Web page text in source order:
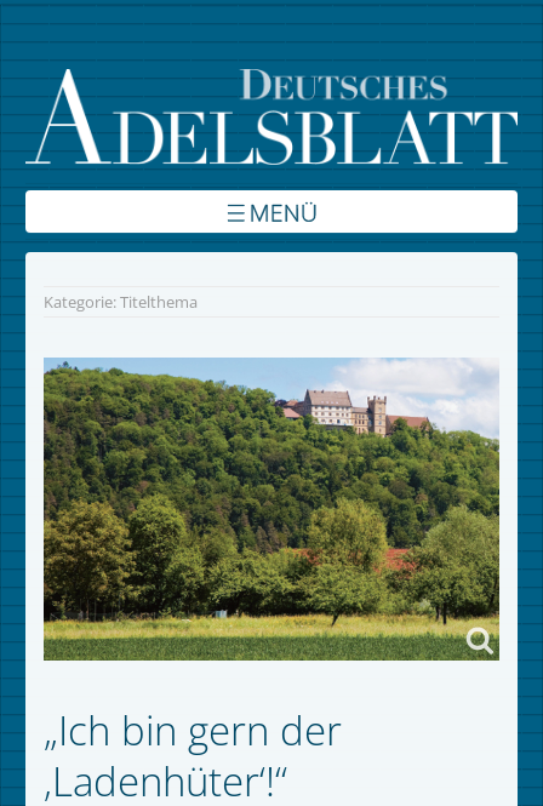
Über uns
Verbände
Autoren
Kontakt
Kategorie:Titelthema
„Ich bin gern der
‚Ladenhüter‘!“